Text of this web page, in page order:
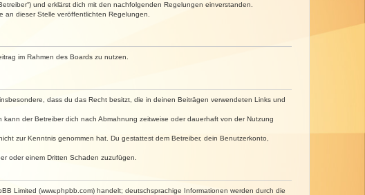
und erklärst dich mit den nachfolgenden Regelungen einverstanden.
dieser Stelle veröffentlichten Regelungen.
im Rahmen des Boards zu nutzen.
dass du das Recht besitzt, die in deinen Beiträgen verwendeten Links und
der Betreiber dich nach Abmahnung zeitweise oder dauerhaft von der Nutzung
zur Kenntnis genommen hat. Du gestattest dem Betreiber, dein Benutzerkonto,
oder einem Dritten Schaden zuzufügen.
Limited (www.phpbb.com) handelt; deutschsprachige Informationen werden durch die